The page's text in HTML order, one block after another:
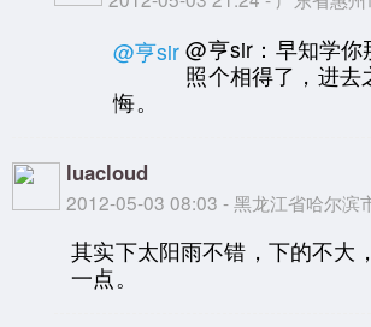
@亨sir @亨sir：早知学你
照个相得了，进去
悔。
luacloud
2012-05-03 08:03 - 黑龙江省哈尔滨
其实下太阳雨不错，下的不大
一点。